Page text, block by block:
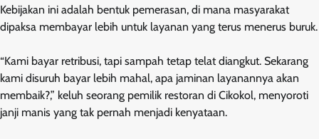
Kebijakan ini adalah bentuk pemerasan, di mana masyarakat
dipaksa membayar lebih untuk layanan yang terus menerus buruk.
“Kami bayar retribusi, tapi sampah tetap telat diangkut. Sekarang
kami disuruh bayar lebih mahal, apa jaminan layanannya akan
membaik?,” keluh seorang pemilik restoran di Cikokol, menyoroti
janji manis yang tak pernah menjadi kenyataan.